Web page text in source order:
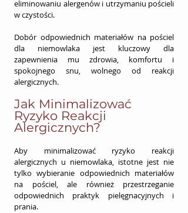
eliminowaniu alergenów i utrzymaniu pościeli
w czystości.
Dobór odpowiednich materiałów na pościel
dla niemowlaka jest kluczowy dla
zapewnienia mu zdrowia, komfortu i
spokojnego snu, wolnego od reakcji
alergicznych.
Jak Minimalizować
Ryzyko Reakcji
Alergicznych?
Aby minimalizować ryzyko reakcji
alergicznych u niemowlaka, istotne jest nie
tylko wybieranie odpowiednich materiałów
na pościel, ale również przestrzeganie
odpowiednich praktyk pielęgnacyjnych i
prania.